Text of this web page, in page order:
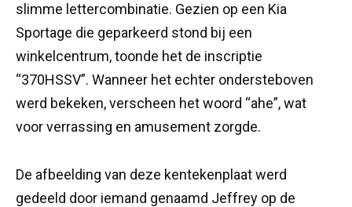
slimme lettercombinatie. Gezien op een Kia
Sportage die geparkeerd stond bij een
winkelcentrum, toonde het de inscriptie
“370HSSV”. Wanneer het echter ondersteboven
werd bekeken, verscheen het woord “ahe”, wat
voor verrassing en amusement zorgde.
De afbeelding van deze kentekenplaat werd
gedeeld door iemand genaamd Jeffrey op de